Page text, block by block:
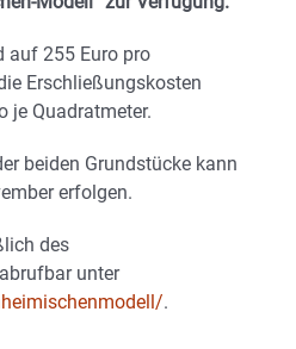
auf 255 Euro pro
Erschließungskosten
je Quadratmeter.
beiden Grundstücke kann
erfolgen.
des
unter
.